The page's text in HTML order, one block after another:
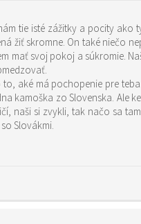
tie isté zážitky a pocity
žiť skromne. On také niečo
mať svoj pokoj a súkromie.
aké má pochopenie pre
kamoška zo Slovenska. Ale
naši si zvykli, tak načo sa
Slovákmi.